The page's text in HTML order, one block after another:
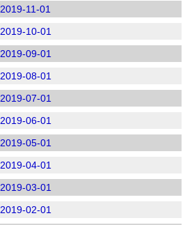
2019-11-01
2019-10-01
2019-09-01
2019-08-01
2019-07-01
2019-06-01
2019-05-01
2019-04-01
2019-03-01
2019-02-01